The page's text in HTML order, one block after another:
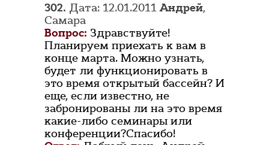
302. Дата: 12.01.2011Андрей,
Самара
Вопрос: Здравствуйте!
Планируем приехать к вам в
конце марта. Можно узнать,
будет ли функционировать в
это время открытый бассейн? И
еще, если известно, не
забронированы ли на это время
какие-либо семинары или
конференции?Спасибо!